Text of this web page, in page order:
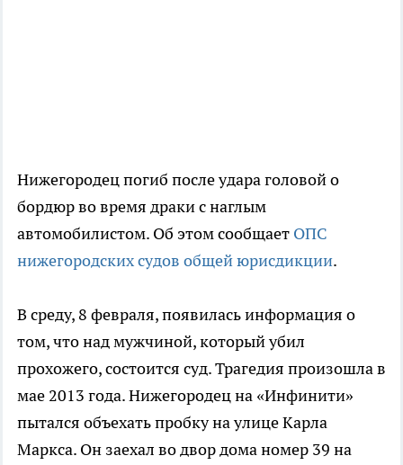
Нижегородец погиб после удара головой о
бордюр во время драки с наглым
автомобилистом. Об этом сообщает ОПС
нижегородских судов общей юрисдикции.
В среду, 8 февраля, появилась информация о
том, что над мужчиной, который убил
прохожего, состоится суд. Трагедия произошла в
мае 2013 года. Нижегородец на «Инфинити»
пытался объехать пробку на улице Карла
Маркса. Он заехал во двор дома номер 39 на